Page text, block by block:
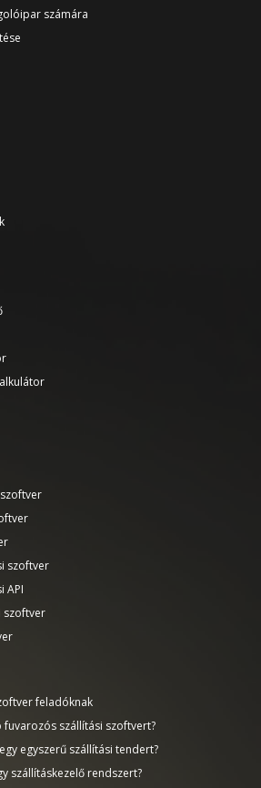
számára
szoftver
API
szoftver
feladóknak
szállítási szoftvert?
egyszerű szállítási tendert?
szállításkezelő rendszert?